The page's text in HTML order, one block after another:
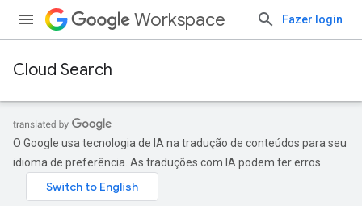
Workspace Fazer login
Cloud Search
O Google usa tecnologia de IA na tradução de conteúdos para seu
idioma de preferência. As traduções com IA podem ter erros.